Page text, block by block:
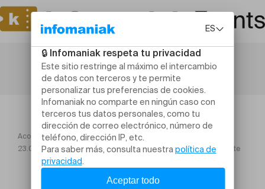
Acogida
Hedonistica
23.08.25 Réalisez vos propres lacto fermentations Édition raclette